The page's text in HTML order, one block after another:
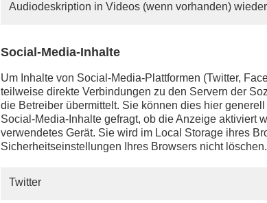
Audiodeskription in Videos (wenn vorhanden)
Social-Media-Inhalte
Um Inhalte von Social-Media-Plattformen (Twitter,
teilweise direkte Verbindungen zu den Servern der
die Betreiber übermittelt. Sie können dies hier
Social-Media-Inhalte gefragt, ob die Anzeige aktiviert
verwendetes Gerät. Sie wird im Local Storage ihres
Sicherheitseinstellungen Ihres Browsers nicht löschen.
Twitter